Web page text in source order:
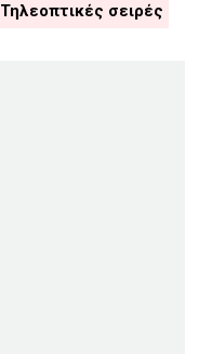
Τηλεοπτικές σειρές